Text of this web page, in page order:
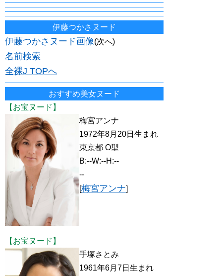
伊藤つかさヌード
伊藤つかさヌード画像(次へ)
名前検索
全裸J TOPへ
おすすめ美女ヌード
【お宝ヌード】
梅宮アンナ
1972年8月20日生まれ
東京都 O型
B:--W:--H:--
--
[梅宮アンナ]
【お宝ヌード】
手塚さとみ
1961年6月7日生まれ